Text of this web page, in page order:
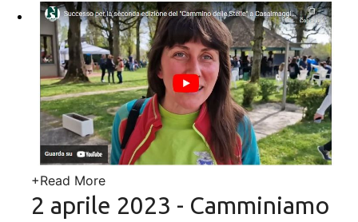
+Read More
2 aprile 2023 - Camminiamo